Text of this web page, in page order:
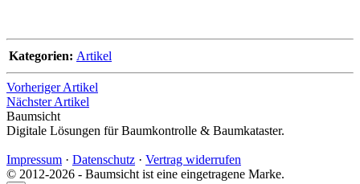
Kategorien: Artikel
Vorheriger Artikel
Nächster Artikel
Baumsicht
Digitale Lösungen für Baumkontrolle & Baumkataster.
Impressum · Datenschutz · Vertrag widerrufen
© 2012-2026 - Baumsicht ist eine eingetragene Marke.